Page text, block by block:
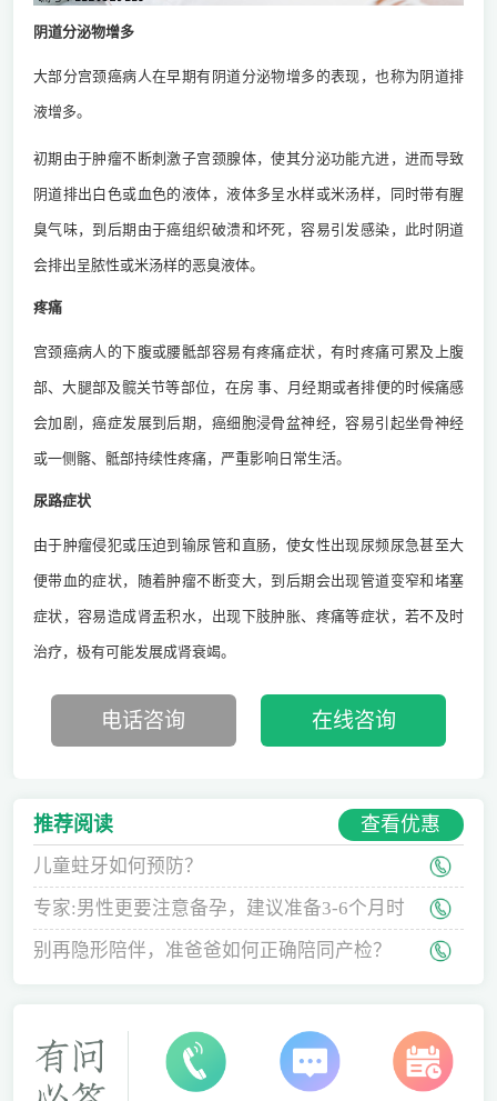
阴道分泌物增多
大部分宫颈癌病人在早期有阴道分泌物增多的表现，也称为阴道排
液增多。
初期由于肿瘤不断刺激子宫颈腺体，使其分泌功能亢进，进而导致
阴道排出白色或血色的液体，液体多呈水样或米汤样，同时带有腥
臭气味，到后期由于癌组织破溃和坏死，容易引发感染，此时阴道
会排出呈脓性或米汤样的恶臭液体。
疼痛
宫颈癌病人的下腹或腰骶部容易有疼痛症状，有时疼痛可累及上腹
部、大腿部及髋关节等部位，在房 事、月经期或者排便的时候痛感
会加剧，癌症发展到后期，癌细胞浸骨盆神经，容易引起坐骨神经
或一侧髂、骶部持续性疼痛，严重影响日常生活。
尿路症状
由于肿瘤侵犯或压迫到输尿管和直肠，使女性出现尿频尿急甚至大
便带血的症状，随着肿瘤不断变大，到后期会出现管道变窄和堵塞
症状，容易造成肾盂积水，出现下肢肿胀、疼痛等症状，若不及时
治疗，极有可能发展成肾衰竭。
电话咨询 在线咨询
推荐阅读 查看优惠
儿童蛀牙如何预防？
专家:男性更要注意备孕，建议准备3-6个月时
间
别再隐形陪伴，准爸爸如何正确陪同产检？